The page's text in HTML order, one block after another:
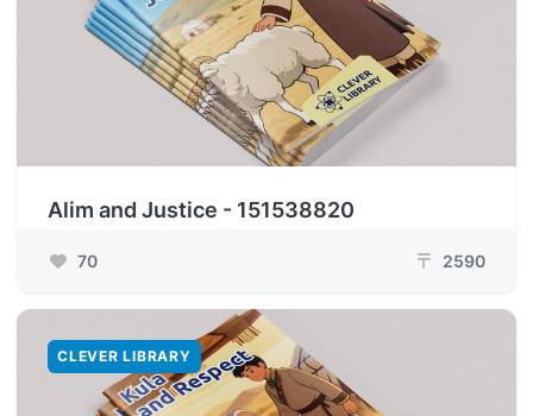
Alim and Justice - 151538820
70 ₸ 2590
CLEVER LIBRARY